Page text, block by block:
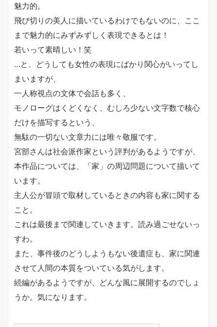
魅力的。
飛び切りの美人に描いているわけでもないのに、ここ
まで魅力的にみずみずしく表現できるとは！
若いって素晴しい！笑
…と、どうしても女性の表現にばかり関心がいってし
まいますが、
一人称視点の文体で会話も多く、
モノローグはくどくなく、むしろ少ない文字数で核心
だけを描写するという、
無駄の一切ない文章力には唯々敬服です。
宮部さんは社会派作家という評判があるようですが、
本作品については、「家」の周辺問題について描いて
います。
主人公が冒頭で取材しているときの内容も家に関する
こと。
これは最後まで関連していきます。読み過ごせないっ
すわ。
また、事件後のどうしようもない後遺症も、家に関連
させて人間の本質をついている気がします。
続編があるようですが、どんな風に展開するのでしょ
うか。気になります。